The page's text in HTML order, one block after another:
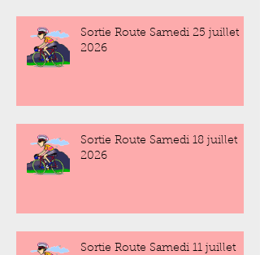
Sortie Route Samedi 25 juillet
2026
Sortie Route Samedi 18 juillet
2026
Sortie Route Samedi 11 juillet